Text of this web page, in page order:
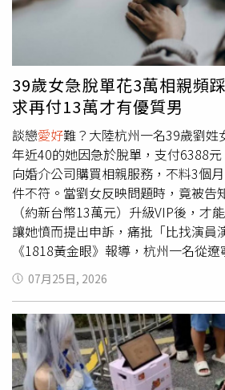
為積極推動文化交流，博客來旗艦書
國內外知名講者對談交流，已創造逾
度的嶄新空間體驗，內容跨足閱讀、
酒、餐飲等豐富類型，吸引不同領域
慶活動期間特別規劃15場精彩活動，
界文化對談、親子互動體驗、華文漫
請文學家白先勇、推理作家紀蔚然、
情暢銷作家晨羽、美食旅遊作家韓良
葉怡蘭、影評人膝關節、米其林一星
重量級講者齊聚，帶來跨領域的文化
度與生活美學的城市文化平台。（圖
來旗艦書店生日慶，自7月24日起「
體」活動獨家攜手知名文具品牌
推出品牌專屬滿額禮，自7月24日至
滿699元即送BOOK YOUR LIFE書寫
YOUR LIFE閱讀提袋，滿2,800元送
筆記本掛飾或OKAPI 立體絨毛玩偶
搭配文化幣折抵、週末博客來會員消
OPENPOINT點數5倍送等豐富優惠
日加碼，消費滿899元即享9折再加
39歲女急脫單花3萬相親頻
求再付13萬才有優質男
談戀愛好難？大陸杭州一名39歲劉姓
年近40的她因急於脫單，支付6388元
向婚介公司購買相親服務，不料3個
件不符。當劉女反映問題時，竟被告
（約新台幣13萬元）升級VIP後，才
讓她憤而提出申訴，痛批「比找演員
《1818黃金眼》報導，杭州一名從
子，自稱雖然在當地無房產，車子也
台工作的她，每個月收入1.5萬元（
女自4年前到杭州工作後都維持單身
月看到婚介公司的廣告，心動購買相
要求對象年紀35至55歲、身高170公
款且月薪逾2萬元（約新台幣9萬元）
後，業者安排的對象條件落差極大，
07月25日, 2026